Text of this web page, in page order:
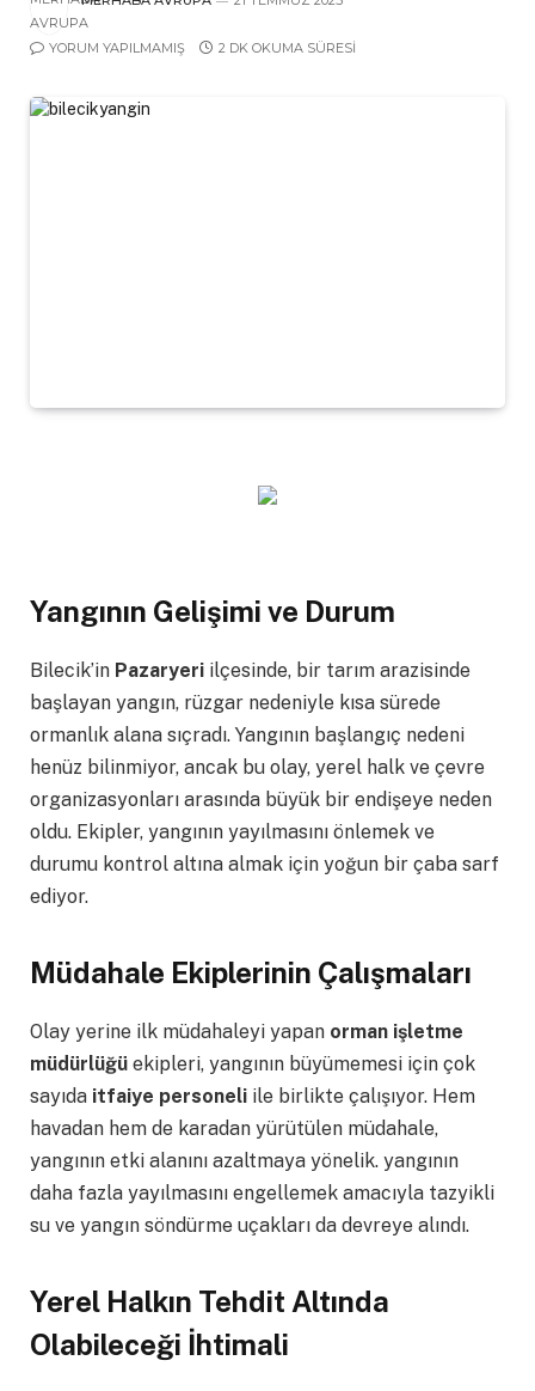
YORUM YAPILMAMIŞ 2 DK OKUMA SÜRESI
Yangının Gelişimi ve Durum
Bilecik’in Pazaryeri ilçesinde, bir tarım arazisinde
başlayan yangın, rüzgar nedeniyle kısa sürede
ormanlık alana sıçradı. Yangının başlangıç nedeni
henüz bilinmiyor, ancak bu olay, yerel halk ve çevre
organizasyonları arasında büyük bir endişeye neden
oldu. Ekipler, yangının yayılmasını önlemek ve
durumu kontrol altına almak için yoğun bir çaba sarf
ediyor.
Müdahale Ekiplerinin Çalışmaları
Olay yerine ilk müdahaleyi yapan orman işletme
müdürlüğü ekipleri, yangının büyümemesi için çok
sayıda itfaiye personeli ile birlikte çalışıyor. Hem
havadan hem de karadan yürütülen müdahale,
yangının etki alanını azaltmaya yönelik. yangının
daha fazla yayılmasını engellemek amacıyla tazyikli
su ve yangın söndürme uçakları da devreye alındı.
Yerel Halkın Tehdit Altında
Olabileceği İhtimali